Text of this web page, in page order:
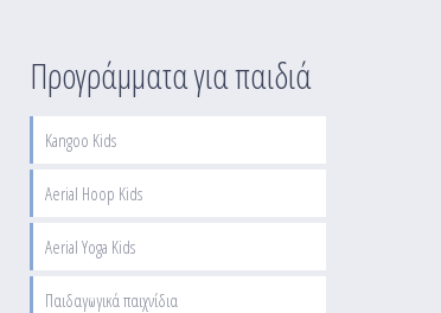
Προγράμματα για παιδιά
Kangoo Kids
Aerial Hoop Kids
Aerial Yoga Kids
Παιδαγωγικά παιχνίδια